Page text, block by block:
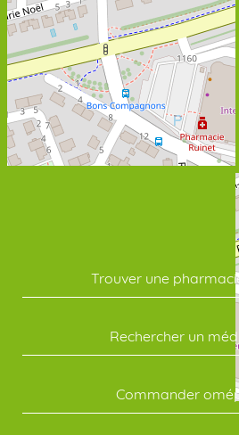
Trouver une
Rechercher un
Commander